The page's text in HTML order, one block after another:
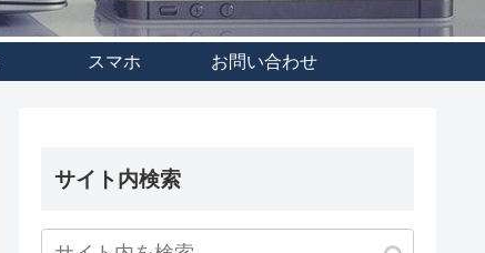
スマホ お問い合わせ
サイト内検索